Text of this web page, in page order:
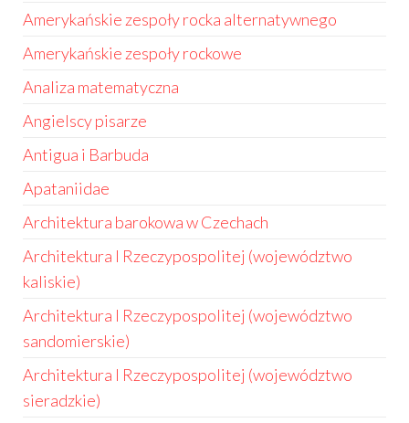
Amerykańskie zespoły rocka alternatywnego
Amerykańskie zespoły rockowe
Analiza matematyczna
Angielscy pisarze
Antigua i Barbuda
Apataniidae
Architektura barokowa w Czechach
Architektura I Rzeczypospolitej (województwo
kaliskie)
Architektura I Rzeczypospolitej (województwo
sandomierskie)
Architektura I Rzeczypospolitej (województwo
sieradzkie)